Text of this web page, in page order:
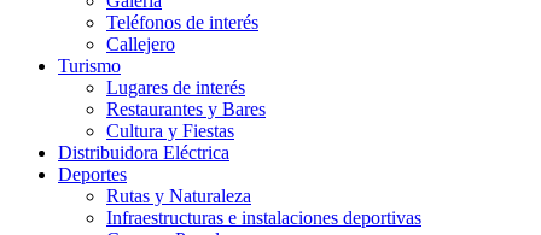
Teléfonos de interés
Callejero
Turismo
Lugares de interés
Restaurantes y Bares
Cultura y Fiestas
Distribuidora Eléctrica
Deportes
Rutas y Naturaleza
Infraestructuras e instalaciones deportivas